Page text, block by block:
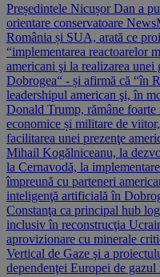
Președintele Nicușor Dan a
orientare conservatoare
România și SUA, arată ce
“implementarea reactoarelor
americani şi la realizarea
Dobrogea“ - și afirmă că “în
leadershipul american şi, în
Donald Trump, rămâne
economice și militare de
facilitarea unei prezenţe
Mihail Kogălniceanu, la
la Cernavodă, la
împreună cu parteneri
inteligenţă artificială în
Constanţa ca principal hub
inclusiv în reconstrucţia
aprovizionare cu minerale
Vertical de Gaze şi a
dependenţei Europei de